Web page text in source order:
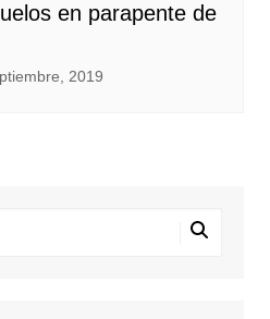
en parapente de
2019